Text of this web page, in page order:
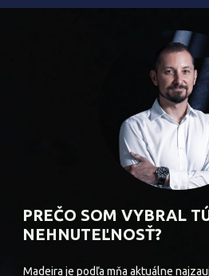
PREČO SOM VYBRAL
NEHNUTEĽNOSŤ?
Madeira je podľa mňa aktuálne